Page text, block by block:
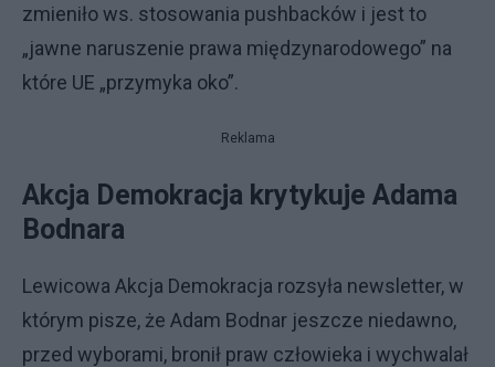
zmieniło ws. stosowania pushbacków i jest to
„jawne naruszenie prawa międzynarodowego” na
które UE „przymyka oko”.
Reklama
Akcja Demokracja krytykuje Adama
Bodnara
Lewicowa Akcja Demokracja rozsyła newsletter, w
którym pisze, że Adam Bodnar jeszcze niedawno,
przed wyborami, bronił praw człowieka i wychwalał